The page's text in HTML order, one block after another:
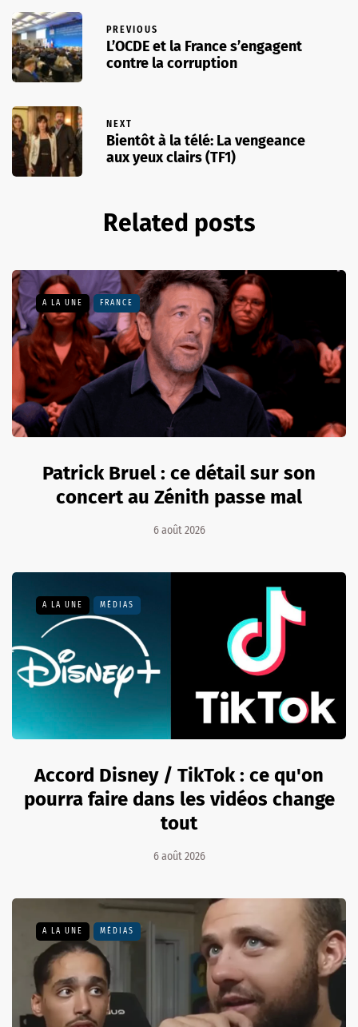
PREVIOUS
L’OCDE et la France s’engagent
contre la corruption
NEXT
Bientôt à la télé: La vengeance
aux yeux clairs (TF1)
Related posts
A LA UNE FRANCE
Patrick Bruel : ce détail sur son
concert au Zénith passe mal
6 août 2026
A LA UNE MÉDIAS
Accord Disney / TikTok : ce qu'on
pourra faire dans les vidéos change
tout
6 août 2026
A LA UNE MÉDIAS